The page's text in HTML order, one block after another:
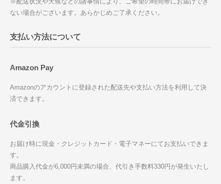
ない場合がございます。あらかじめご了承ください。
支払い方法について
Amazon Pay
Amazonのアカウントに登録された配送先や支払い方法を利用して決
済できます。
代金引換
お届け時に現金・クレジットカード・電子マネーにてお支払いできま
す。
商品購入代金が6,000円未満の場合、代引き手数料330円が発生いたし
ます。